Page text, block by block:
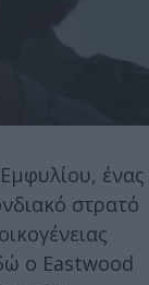
ένας
στρατό
ο Eastwood